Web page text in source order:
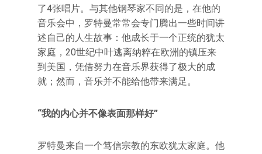
了4张唱片。与其他钢琴家不同的是，在他的
音乐会中，罗特曼常常会专门腾出一些时间讲
述自己的人生故事：他成长于一个正统的犹太
家庭，20世纪中叶逃离纳粹在欧洲的镇压来
到美国，凭借努力在音乐界获得了极大的成
就；然而，音乐并不能给他带来满足。
“我的内心并不像表面那样好”
罗特曼来自一个笃信宗教的东欧犹太家庭。他